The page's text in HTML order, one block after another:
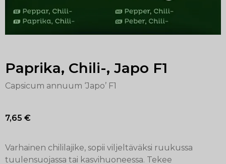
Paprika, Chili-, Japo F1
Capsicum annuum ‘Japo’ F1
7,65 €
Varhainen chililajike, sopii viljeltäväksi ruukussa
tuulensuojassa tai kasvihuoneessa. Tekee